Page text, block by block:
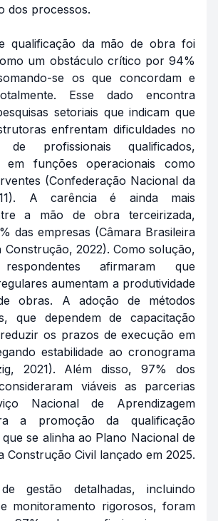
dos processos.
qualificação da mão de obra foi
um obstáculo crítico por 94%
se os que concordam e
Esse dado encontra
setoriais que indicam que
enfrentam dificuldades no
de profissionais qualificados,
em funções operacionais como
(Confederação Nacional da
A carência é ainda mais
a mão de obra terceirizada,
das empresas (Câmara Brasileira
Construção, 2022). Como solução,
afirmaram que
aumentam a produtividade
obras. A adoção de métodos
que dependem de capacitação
os prazos de execução em
estabilidade ao cronograma
2021). Além disso, 97% dos
viáveis as parcerias
Nacional de Aprendizagem
a promoção da qualificação
se alinha ao Plano Nacional de
Construção Civil lançado em 2025.
gestão detalhadas, incluindo
monitoramento rigorosos, foram